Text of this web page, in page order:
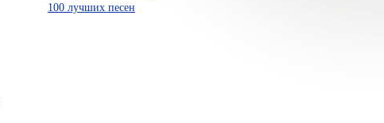
100 лучших песен